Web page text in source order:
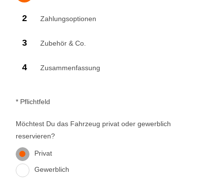
2 Zahlungsoptionen
3 Zubehör & Co.
4 Zusammenfassung
* Pflichtfeld
Möchtest Du das Fahrzeug privat oder gewerblich
reservieren?
Privat
Gewerblich